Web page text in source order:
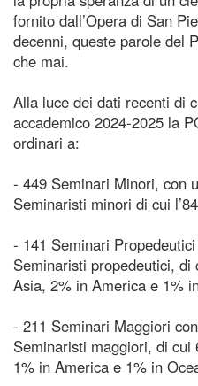
fornito dall’Opera di San
decenni, queste parole del
che mai.
Alla luce dei dati recenti di
accademico 2024-2025 la
ordinari a:
- 449 Seminari Minori, con
Seminaristi minori di cui
- 141 Seminari
Seminaristi propedeutici,
Asia, 2% in America e 1%
- 211 Seminari Maggiori
Seminaristi maggiori, di
1% in America e 1% in